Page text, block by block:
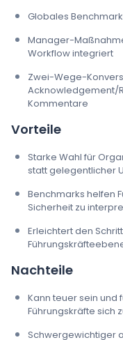
Globales
Manager-
Workflow integriert
Zwei-Wege-
Acknowledgement/
Kommentare
Vorteile
Starke Wahl für
statt gelegentlicher
Benchmarks helfen
Sicherheit zu
Erleichtert den
Nachteile
Kann teuer sein und
Führungskräfte sich
Schwergewichtiger